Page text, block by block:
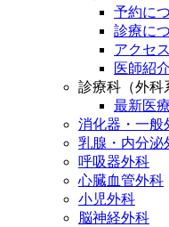
予約に
診療に
アクセス
医師紹介
診療科（外科
最新医
消化器・一般
乳腺・内分泌
呼吸器外科
心臓血管外科
小児外科
脳神経外科